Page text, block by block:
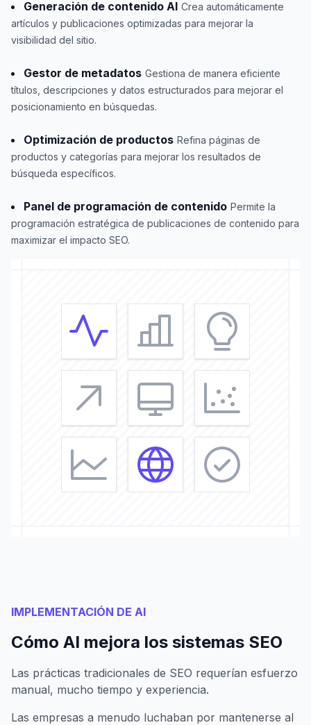
Generación de contenido AI Crea automáticamente
artículos y publicaciones optimizadas para mejorar la
visibilidad del sitio.
Gestor de metadatos Gestiona de manera eficiente
títulos, descripciones y datos estructurados para mejorar el
posicionamiento en búsquedas.
Optimización de productos Refina páginas de
productos y categorías para mejorar los resultados de
búsqueda específicos.
Panel de programación de contenido Permite la
programación estratégica de publicaciones de contenido para
maximizar el impacto SEO.
IMPLEMENTACIÓN DE AI
Cómo AI mejora los sistemas SEO
Las prácticas tradicionales de SEO requerían esfuerzo
manual, mucho tiempo y experiencia.
Las empresas a menudo luchaban por mantenerse al